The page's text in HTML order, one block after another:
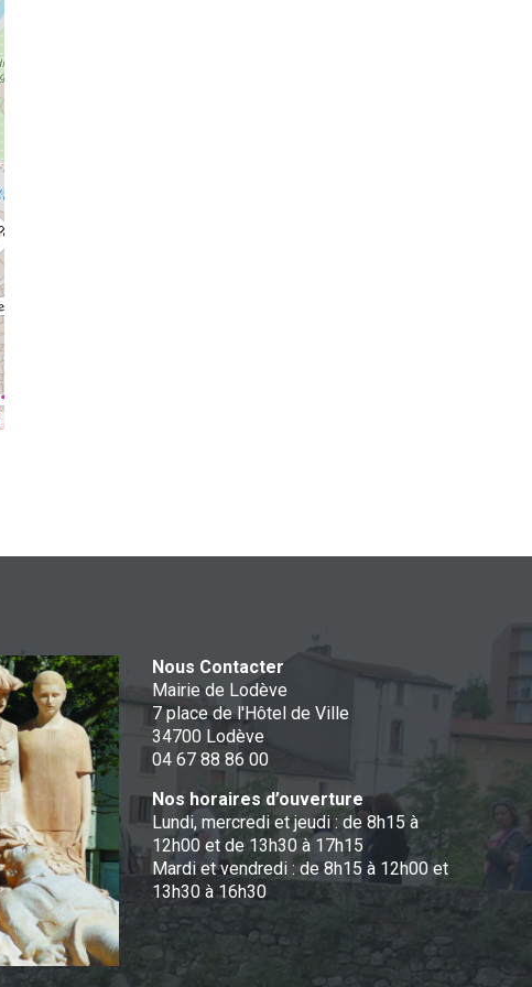
Nous Contacter
Mairie de Lodève
7 place de l'Hôtel de Ville
34700 Lodève
04 67 88 86 00
Nos horaires d’ouverture
Lundi, mercredi et jeudi : de 8h15 à
12h00 et de 13h30 à 17h15
Mardi et vendredi : de 8h15 à 12h00 et
13h30 à 16h30